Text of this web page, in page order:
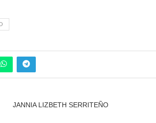
JANNIA LIZBETH SERRITEÑO